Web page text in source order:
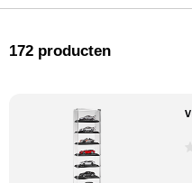
Mijn account
172 producten